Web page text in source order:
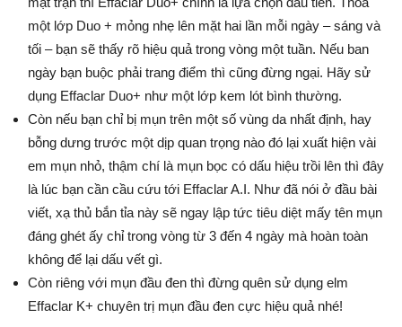
một lớp Duo + mỏng nhẹ lên mặt hai lần mỗi ngày – sáng và
tối – bạn sẽ thấy rõ hiệu quả trong vòng một tuần. Nếu ban
ngày bạn buộc phải trang điểm thì cũng đừng ngại. Hãy sử
dụng Effaclar Duo+ như một lớp kem lót bình thường.
Còn nếu bạn chỉ bị mụn trên một số vùng da nhất định, hay
bỗng dưng trước một dịp quan trọng nào đó lại xuất hiện vài
em mụn nhỏ, thậm chí là mụn bọc có dấu hiệu trồi lên thì đây
là lúc bạn cần cầu cứu tới Effaclar A.I. Như đã nói ở đầu bài
viết, xạ thủ bắn tỉa này sẽ ngay lập tức tiêu diệt mấy tên mụn
đáng ghét ấy chỉ trong vòng từ 3 đến 4 ngày mà hoàn toàn
không để lại dấu vết gì.
Còn riêng với mụn đầu đen thì đừng quên sử dụng elm
Effaclar K+ chuyên trị mụn đầu đen cực hiệu quả nhé!